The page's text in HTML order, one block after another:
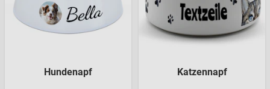
Hundenapf Katzennapf